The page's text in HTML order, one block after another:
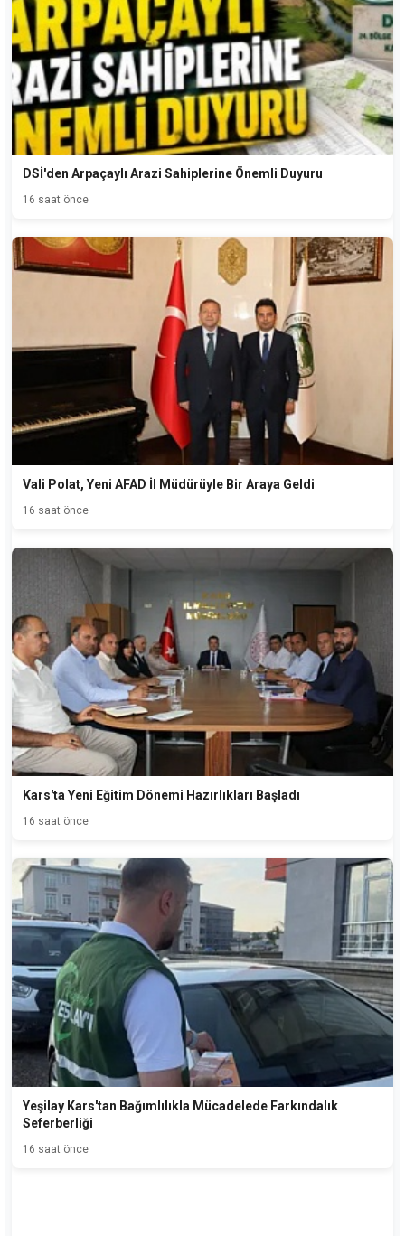
DSİ'den Arpaçaylı Arazi Sahiplerine Önemli Duyuru
16 saat önce
Vali Polat, Yeni AFAD İl Müdürüyle Bir Araya Geldi
16 saat önce
Kars'ta Yeni Eğitim Dönemi Hazırlıkları Başladı
16 saat önce
Yeşilay Kars'tan Bağımlılıkla Mücadelede Farkındalık
Seferberliği
16 saat önce